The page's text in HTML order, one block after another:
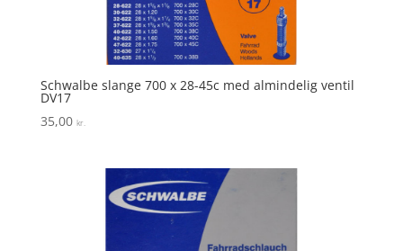
Schwalbe slange 700 x 28-45c med almindelig ventil
DV17
35,00 kr.